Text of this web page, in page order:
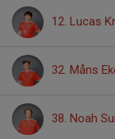
12. Lucas
32. Måns
38. Noah